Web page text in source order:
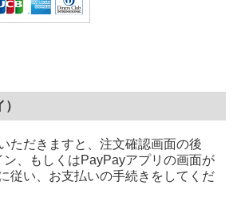
ただきますと、注文確認画面の後
、もしくはPayPayアプリの画面が
従い、お支払いの手続きをしてくだ